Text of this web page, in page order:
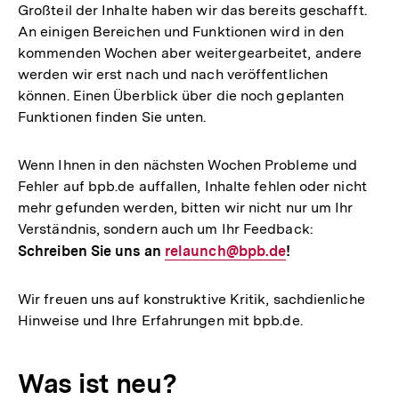
Großteil der Inhalte haben wir das bereits geschafft.
An einigen Bereichen und Funktionen wird in den
kommenden Wochen aber weitergearbeitet, andere
werden wir erst nach und nach veröffentlichen
können. Einen Überblick über die noch geplanten
Funktionen finden Sie unten.
Wenn Ihnen in den nächsten Wochen Probleme und
Fehler auf bpb.de auffallen, Inhalte fehlen oder nicht
mehr gefunden werden, bitten wir nicht nur um Ihr
Verständnis, sondern auch um Ihr Feedback:
Schreiben Sie uns an E-
Link:
relaunch@bpb.de!
Wir freuen uns auf konstruktive Kritik, sachdienliche
Hinweise und Ihre Erfahrungen mit bpb.de.
Was ist neu?